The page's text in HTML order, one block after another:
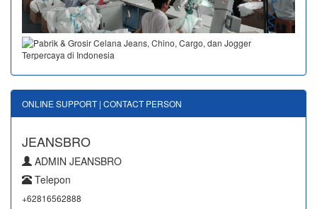
ONLINE SUPPORT | CONTACT PERSON
JEANSBRO
ADMIN JEANSBRO
Telepon
+62816562888